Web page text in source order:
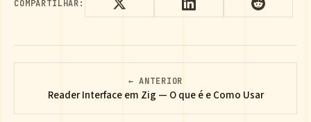
COMPARTILHAR:
← ANTERIOR
Reader Interface em Zig — O que é e Como Usar